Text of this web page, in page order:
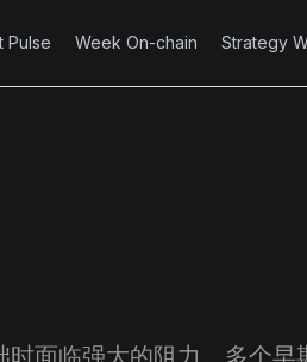
Pulse Week On-chain Strategy
面临强大的阻力。多个早